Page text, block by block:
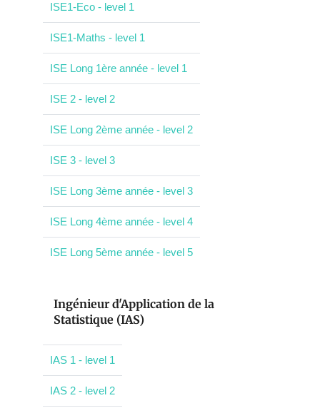
ISE1-Eco - level 1
ISE1-Maths - level 1
ISE Long 1ère année - level 1
ISE 2 - level 2
ISE Long 2ème année - level 2
ISE 3 - level 3
ISE Long 3ème année - level 3
ISE Long 4ème année - level 4
ISE Long 5ème année - level 5
Ingénieur d'Application de la
Statistique (IAS)
IAS 1 - level 1
IAS 2 - level 2